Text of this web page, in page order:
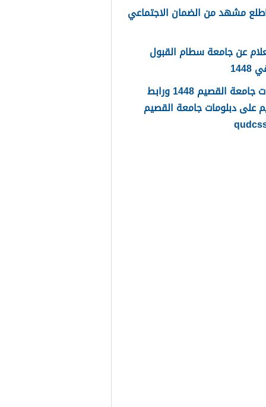
مشهد من الضمان الاجتماعي
عن جامعة سطام القبول
دبلومات جامعة القصيم 1448 ورابط
على دبلومات جامعة القصيم